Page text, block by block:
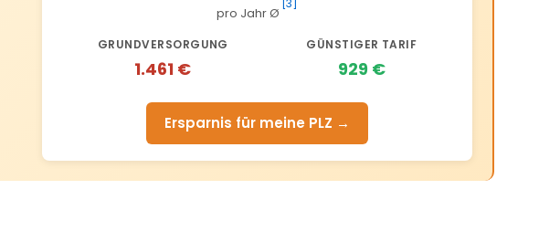
pro Jahr Ø
[3]
GRUNDVERSORGUNG
1.461 €
GÜNSTIGER TARIF
929 €
Ersparnis für meine PLZ →